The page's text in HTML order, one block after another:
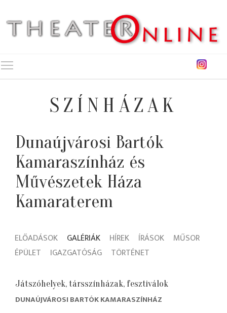
SZÍNHÁZAK
Dunaújvárosi Bartók
Kamaraszínház és
Művészetek Háza
Kamaraterem
ELŐADÁSOK GALÉRIÁK HÍREK ÍRÁSOK
MŰSOR
ÉPÜLET
IGAZGATÓSÁG TÖRTÉNET
Játszóhelyek, társszínházak, fesztiválok
DUNAÚJVÁROSI BARTÓK KAMARASZÍNHÁZ